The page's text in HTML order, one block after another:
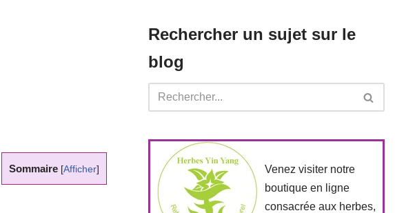
Sommaire [Afficher]
Rechercher un sujet sur le
blog
Venez visiter notre
boutique en ligne
consacrée aux herbes,